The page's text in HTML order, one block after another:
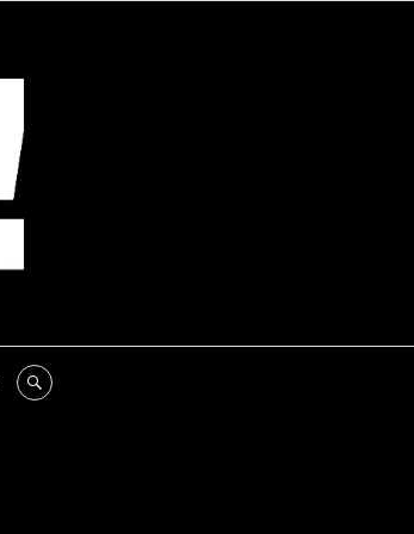
SEARCH